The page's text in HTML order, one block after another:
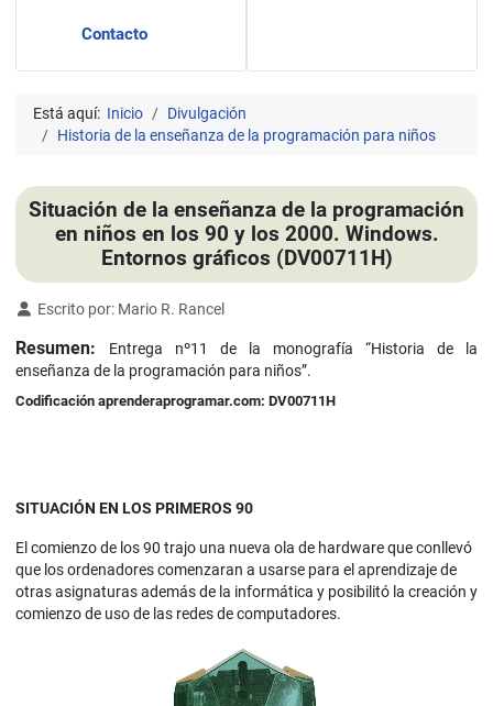
Contacto
Está aquí: Inicio
Divulgación
Historia de la enseñanza de la programación para niños
Situación de la enseñanza de la programación
en niños en los 90 y los 2000. Windows.
Entornos gráficos (DV00711H)
Detalles
Escrito por: Mario R. Rancel
Resumen:
Entrega nº11 de la monografía “Historia de la
enseñanza de la programación para niños”.
Codificación aprenderaprogramar.com: DV00711H
SITUACIÓN EN LOS PRIMEROS 90
El comienzo de los 90 trajo una nueva ola de hardware que conllevó
que los ordenadores comenzaran a usarse para el aprendizaje de
otras asignaturas además de la informática y posibilitó la creación y
comienzo de uso de las redes de computadores.